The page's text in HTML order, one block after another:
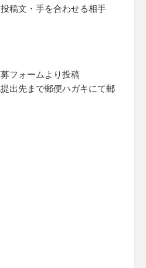
稿文・手を合わせる相手
フォームより投稿
出先まで郵便ハガキにて郵